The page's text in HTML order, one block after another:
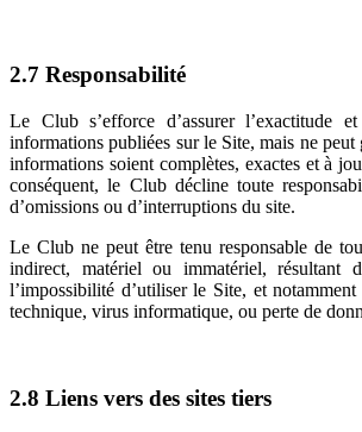
2.7 Responsabilité
Le Club s’efforce d’assurer l’exactitude
informations publiées sur le Site, mais ne peut
informations soient complètes, exactes et à
conséquent, le Club décline toute
d’omissions ou d’interruptions du site.
Le Club ne peut être tenu responsable de
indirect, matériel ou immatériel, résultant
l’impossibilité d’utiliser le Site, et
technique, virus informatique, ou perte de
2.8 Liens vers des sites tiers